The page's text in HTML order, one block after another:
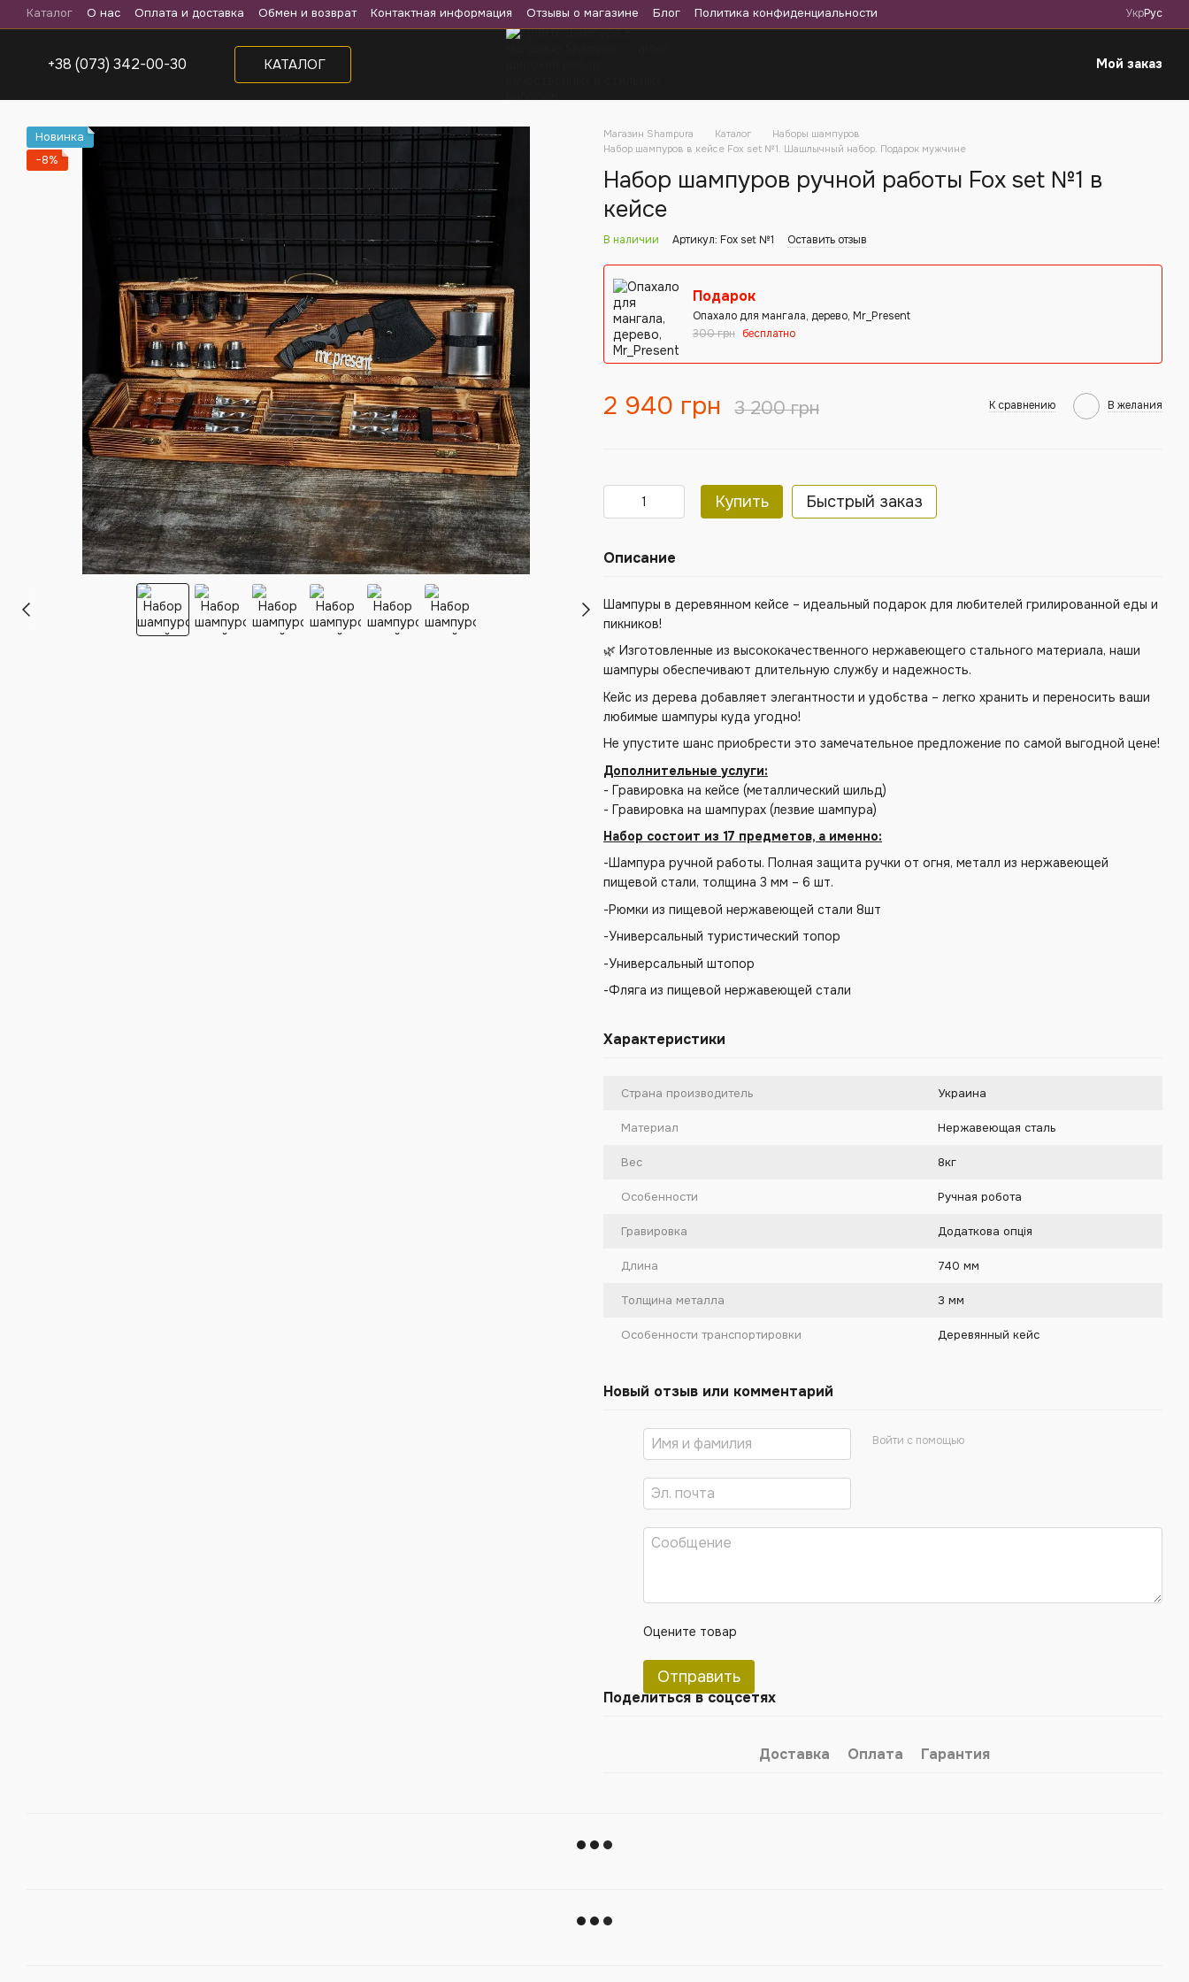
Перейти к основному контенту
Каталог О нас Оплата и доставка Обмен и возврат Контактная информация Отзывы о магазине Блог Политика конфиденциальности УкрРус
+38 (073) 342-00-30 КАТАЛОГ Мой заказ
Новинка
−8%
Магазин Shampura Каталог
Наборы шампуров
Набор шампуров в кейсе Fox set №1. Шашлычный набор. Подарок мужчине
Набор шампуров ручной работы Fox set №1 в
кейсе
В наличии Артикул: Fox set №1 Оставить отзыв
Подарок
Опахало для мангала, дерево, Mr_Present
300 грн бесплатно
2 940 грн 3 200 грн К сравнению В желания
Купить Быстрый заказ
Описание
Шампуры в деревянном кейсе – идеальный подарок для любителей грилированной еды и
пикников!
🌿 Изготовленные из высококачественного нержавеющего стального материала, наши
шампуры обеспечивают длительную службу и надежность.
Кейс из дерева добавляет элегантности и удобства – легко хранить и переносить ваши
любимые шампуры куда угодно!
Не упустите шанс приобрести это замечательное предложение по самой выгодной цене!
Дополнительные услуги:
- Гравировка на кейсе (металлический шильд)
- Гравировка на шампурах (лезвие шампура)
Набор состоит из 17 предметов, а именно:
-Шампура ручной работы. Полная защита ручки от огня, металл из нержавеющей
пищевой стали, толщина 3 мм – 6 шт.
-Рюмки из пищевой нержавеющей стали 8шт
-Универсальный туристический топор
-Универсальный штопор
-Фляга из пищевой нержавеющей стали
Характеристики
Страна производитель Украина
Материал Нержавеющая сталь
Вес 8кг
Особенности Ручная робота
Гравировка Додаткова опція
Длина 740 мм
Толщина металла 3 мм
Особенности транспортировки Деревянный кейс
Новый отзыв или комментарий
Войти с помощью
Оцените товар
Отправить
Поделиться в соцсетях
Доставка Оплата Гарантия